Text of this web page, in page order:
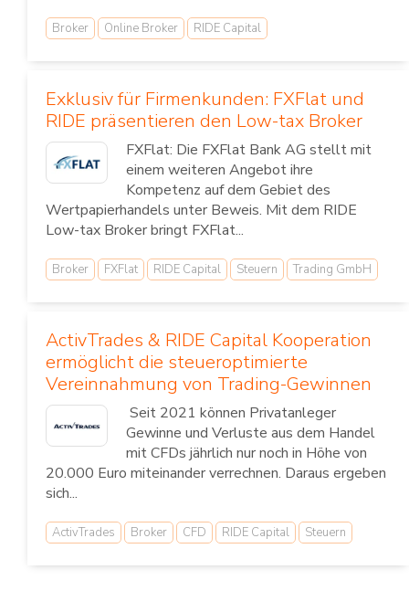
Broker Online Broker RIDE Capital
Exklusiv für Firmenkunden: FXFlat und
RIDE präsentieren den Low-tax Broker
FXFlat: Die FXFlat Bank AG stellt mit
einem weiteren Angebot ihre
Kompetenz auf dem Gebiet des
Wertpapierhandels unter Beweis. Mit dem RIDE
Low-tax Broker bringt FXFlat...
Broker FXFlat RIDE Capital Steuern Trading GmbH
ActivTrades & RIDE Capital Kooperation
ermöglicht die steueroptimierte
Vereinnahmung von Trading-Gewinnen
Seit 2021 können Privatanleger
Gewinne und Verluste aus dem Handel
mit CFDs jährlich nur noch in Höhe von
20.000 Euro miteinander verrechnen. Daraus ergeben
sich...
ActivTrades Broker CFD RIDE Capital Steuern